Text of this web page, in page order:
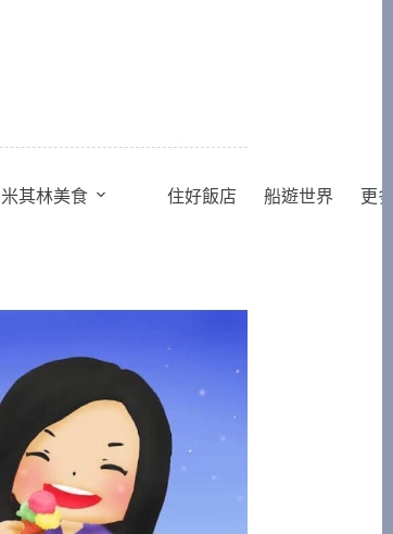
米其林美食 住好飯店 船遊世界 更